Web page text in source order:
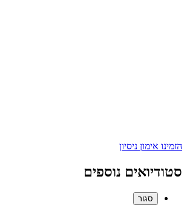
הזמינו אימון ניסיון
סטודיואים נוספים
סגור